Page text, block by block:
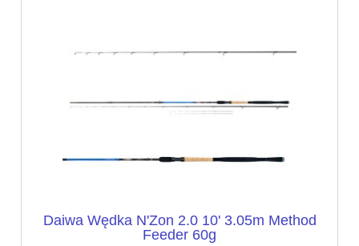
Daiwa Wędka N'Zon 2.0 10' 3.05m Method
Feeder 60g